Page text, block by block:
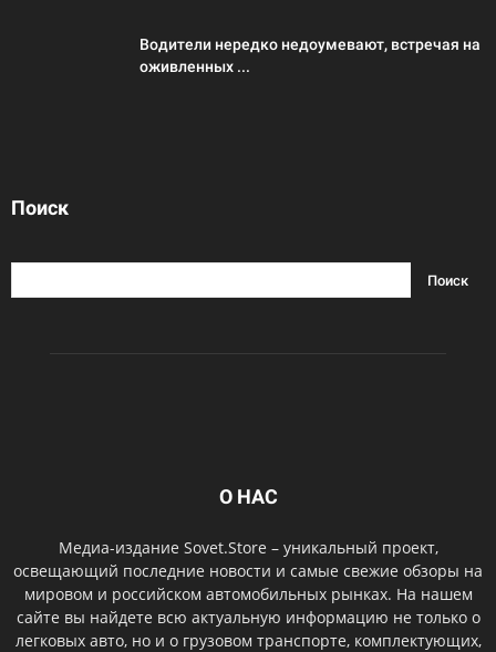
Водители нередко недоумевают, встречая на
оживленных ...
Поиск
О НАС
Медиа-издание Sovet.Store – уникальный проект,
освещающий последние новости и самые свежие обзоры на
мировом и российском автомобильных рынках. На нашем
сайте вы найдете всю актуальную информацию не только о
легковых авто, но и о грузовом транспорте, комплектующих,